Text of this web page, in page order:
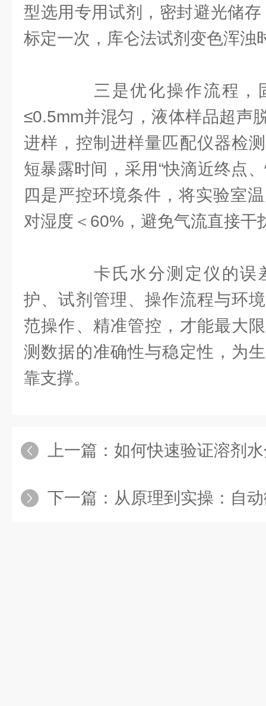
型选用专用试剂，密封避光储
标定一次，库仑法试剂变色浑浊
三是优化操作流程，
≤0.5mm并混匀，液体样品超声
进样，控制进样量匹配仪器检
短暴露时间，采用“快滴近终点
四是严控环境条件，将实验室
对湿度＜60%，避免气流直接干
卡氏水分测定仪的误
护、试剂管理、操作流程与环
范操作、精准管控，才能最大
测数据的准确性与稳定性，为
靠支撑。
上一篇： 如何快速验证溶剂水分测定仪
下一篇： 从原理到实操：自动微量水